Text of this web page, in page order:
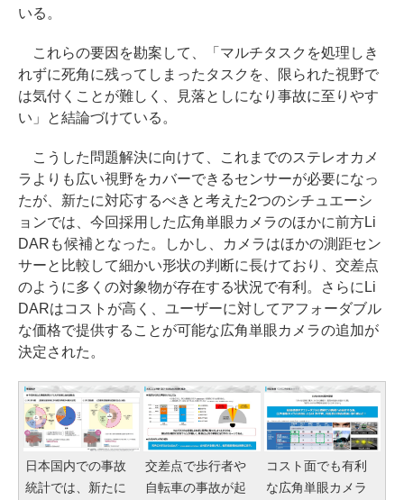
いる。
これらの要因を勘案して、「マルチタスクを処理しき
れずに死角に残ってしまったタスクを、限られた視野で
は気付くことが難しく、見落としになり事故に至りやす
い」と結論づけている。
こうした問題解決に向けて、これまでのステレオカメ
ラよりも広い視野をカバーできるセンサーが必要になっ
たが、新たに対応するべきと考えた2つのシチュエーシ
ョンでは、今回採用した広角単眼カメラのほかに前方Li
DARも候補となった。しかし、カメラはほかの測距セン
サーと比較して細かい形状の判断に長けており、交差点
のように多くの対象物が存在する状況で有利。さらにLi
DARはコストが高く、ユーザーに対してアフォーダブル
な価格で提供することが可能な広角単眼カメラの追加が
決定された。
日本国内での事故
統計では、新たに
交差点で歩行者や
自転車の事故が起
コスト面でも有利
な広角単眼カメラ